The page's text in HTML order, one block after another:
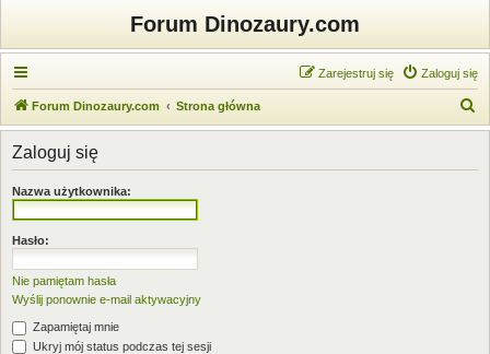
Forum Dinozaury.com
Zaloguj się
Zarejestruj się
Forum Dinozaury.com Strona główna
z
Zaloguj się
Nazwa użytkownika:
Hasło:
Nie pamiętam hasła
Wyślij ponownie e-mail aktywacyjny
Zapamiętaj mnie
Ukryj mój status podczas tej sesji